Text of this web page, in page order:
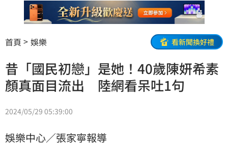
首頁 娛樂 看新聞換好禮
昔「國民初戀」是她！40歲陳妍希素
顏真面目流出 陸網看呆吐1句
2024/05/29 05:39:00
娛樂中心／張家寧報導